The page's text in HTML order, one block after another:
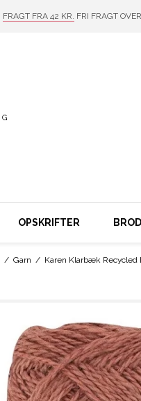
FRAGT FRA 42 KR. FRI FRAGT
OPSKRIFTER
/ Garn / Karen Klarbæk Recycled